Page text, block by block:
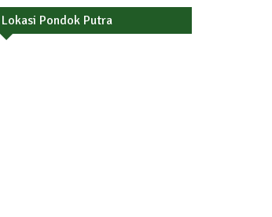
Lokasi Pondok Putra